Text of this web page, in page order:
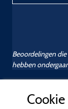
Beoordelingen
hebben